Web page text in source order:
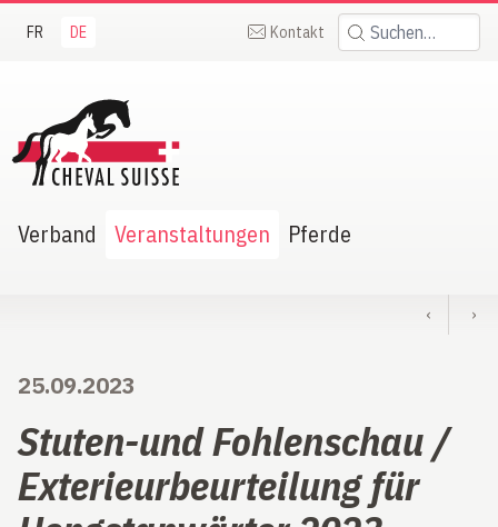
FR DE Kontakt Suchen:
Suisse
Verband Veranstaltungen Pferde
‹ ›
25.09.2023
Stuten-und Fohlenschau /
Exterieurbeurteilung für